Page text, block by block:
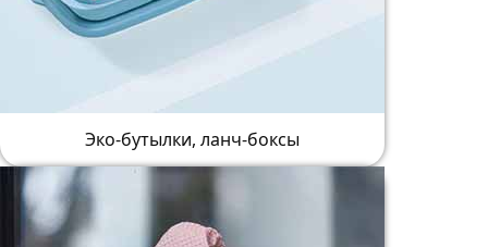
Эко-бутылки, ланч-боксы